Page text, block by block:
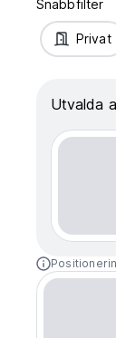
Snabbfilter
Privat
Utvalda